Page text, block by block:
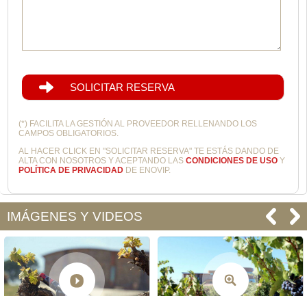
SOLICITAR RESERVA
(*) FACILITA LA GESTIÓN AL PROVEEDOR RELLENANDO LOS
CAMPOS OBLIGATORIOS.
AL HACER CLICK EN "SOLICITAR RESERVA" TE ESTÁS DANDO DE
ALTA CON NOSOTROS Y ACEPTANDO LASCONDICIONES DE USO Y
POLÍTICA DE PRIVACIDAD DE ENOVIP.
IMÁGENES Y VIDEOS